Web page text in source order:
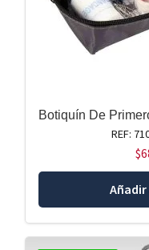
Botiquín De
REF:
$